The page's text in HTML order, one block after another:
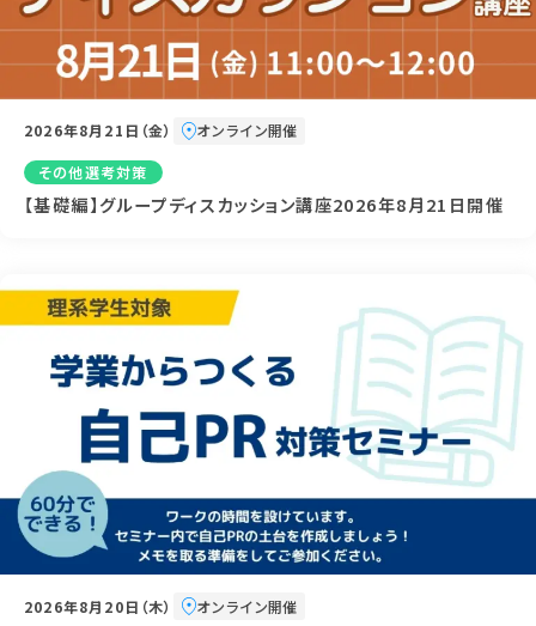
2026年8月21日（金） オンライン開催
その他選考対策
【基礎編】グループディスカッション講座2026年8月21日開催
2026年8月20日（木） オンライン開催